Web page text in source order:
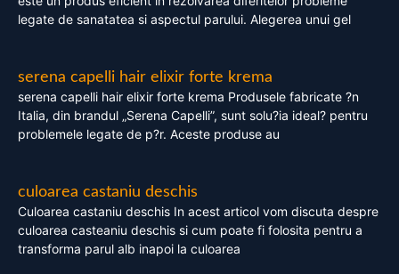
legate de sanatatea si aspectul parului. Alegerea unui gel
serena capelli hair elixir forte krema
serena capelli hair elixir forte krema Produsele fabricate ?n
Italia, din brandul „Serena Capelli”, sunt solu?ia ideal? pentru
problemele legate de p?r. Aceste produse au
culoarea castaniu deschis
Culoarea castaniu deschis In acest articol vom discuta despre
culoarea casteaniu deschis si cum poate fi folosita pentru a
transforma parul alb inapoi la culoarea